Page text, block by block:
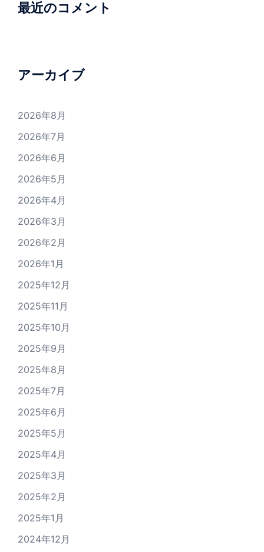
最近のコメント
アーカイブ
2026年8月
2026年7月
2026年6月
2026年5月
2026年4月
2026年3月
2026年2月
2026年1月
2025年12月
2025年11月
2025年10月
2025年9月
2025年8月
2025年7月
2025年6月
2025年5月
2025年4月
2025年3月
2025年2月
2025年1月
2024年12月